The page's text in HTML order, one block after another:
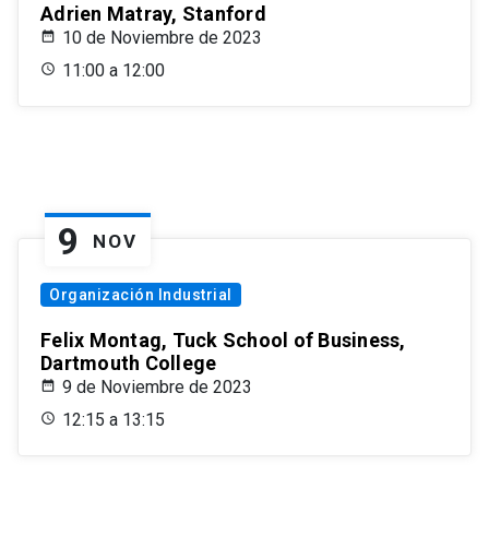
Adrien Matray, Stanford
10 de Noviembre de 2023
11:00 a 12:00
9 NOV
Organización Industrial
Felix Montag, Tuck School of Business,
Dartmouth College
9 de Noviembre de 2023
12:15 a 13:15